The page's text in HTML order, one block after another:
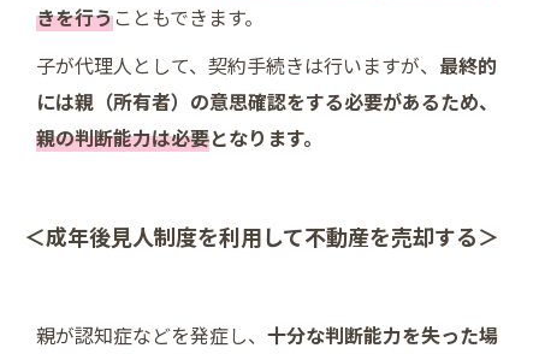
きを行うこともできます。
子が代理人として、契約手続きは行いますが、 最終的
には親（所有者）の意思確認をする必要があるため、
親の判断能力は必要となります。
＜成年後見人制度を利用して不動産を売却する＞
親が認知症などを発症し、 十分な判断能力を失った場